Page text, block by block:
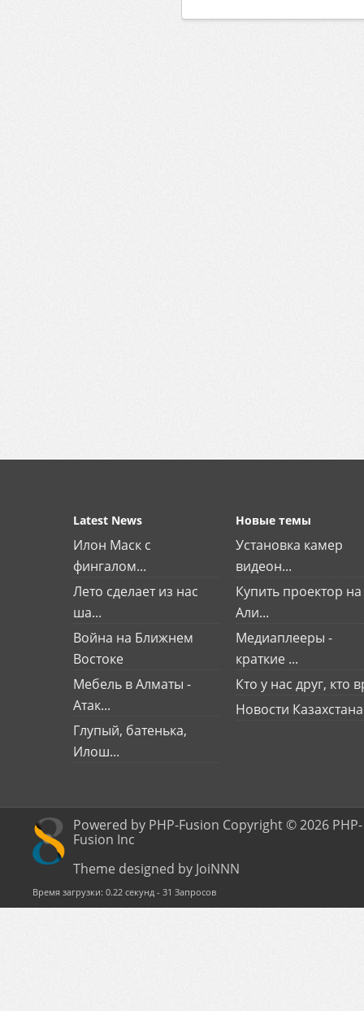
Latest News
Илон Маск с
фингалом...
Лето сделает из нас
ша...
Война на Ближнем
Востоке
Мебель в Алматы -
Атак...
Глупый, батенька,
Илош...
Новые темы
Установка камер
видеон...
Купить проектор на
Али...
Медиаплееры -
краткие ...
Кто у нас друг, кто
Новости Казахстана
Powered by PHP-Fusion Copyright © 2026 PHP-
Fusion Inc
Theme designed by JoiNNN
Время загрузки: 0.22 секунд - 31 Запросов